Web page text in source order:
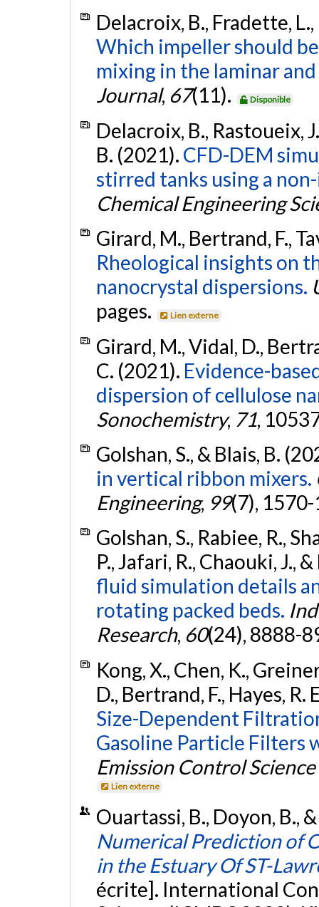
Delacroix, B., Fradette,
Which impeller should
mixing in the laminar
Journal, 67(11). Disponible
Delacroix, B., Rastoueix,
B. (2021). CFD-DEM
stirred tanks using a
Chemical Engineering
Girard, M., Bertrand, F.,
Rheological insights on
nanocrystal dispersions.
pages.
Lien externe
Girard, M., Vidal, D.,
C. (2021). Evidence-
dispersion of cellulose
Sonochemistry, 71,
Golshan, S., & Blais, B.
in vertical ribbon mixers.
Engineering, 99(7),
Golshan, S., Rabiee, R.,
P., Jafari, R., Chaouki, J.,
fluid simulation details
rotating packed beds.
Research, 60(24), 8888-
Kong, X., Chen, K.,
D., Bertrand, F., Hayes,
Size-Dependent
Gasoline Particle Filters
Emission Control
Lien externe
Ouartassi, B., Doyon, B.,
Numerical Prediction of
in the Estuary Of ST-
écrite]. International